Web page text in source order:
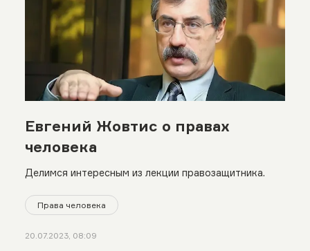
Евгений Жовтис о правах
человека
Делимся интересным из лекции правозащитника.
Права человека
20.07.2023, 08:09